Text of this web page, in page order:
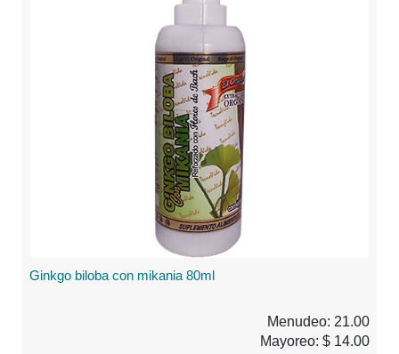
Ginkgo biloba con mikania 80ml
Menudeo: 21.00
Mayoreo: $ 14.00